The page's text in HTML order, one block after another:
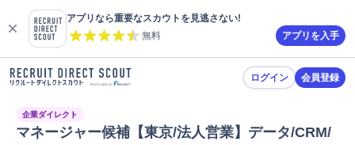
アプリなら重要なスカウトを見逃さない!
無料
アプリを入手
ログイン 会員登録
企業ダイレクト
マネージャー候補【東京/法人営業】データ/CRM/